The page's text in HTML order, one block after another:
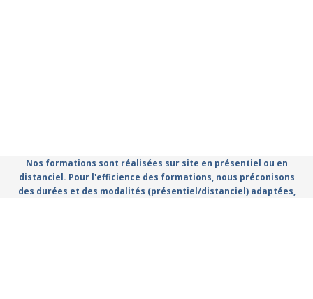
Nos formations sont réalisées sur site en présentiel ou en
distanciel. Pour l'efficience des formations, nous préconisons
des durées et des modalités (présentiel/distanciel) adaptées,